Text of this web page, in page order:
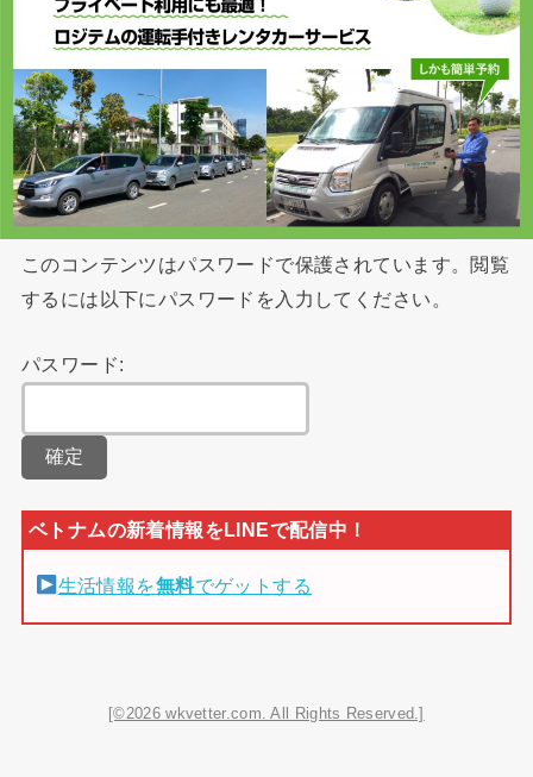
このコンテンツはパスワードで保護されています。閲覧
するには以下にパスワードを入力してください。
パスワード:
生活情報を無料でゲットする
[©2026 wkvetter.com. All Rights Reserved.]